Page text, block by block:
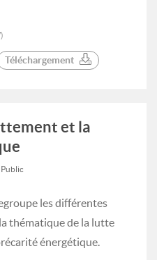
Téléchargement
et la
Public
les différentes
thématique de la lutte
énergétique.